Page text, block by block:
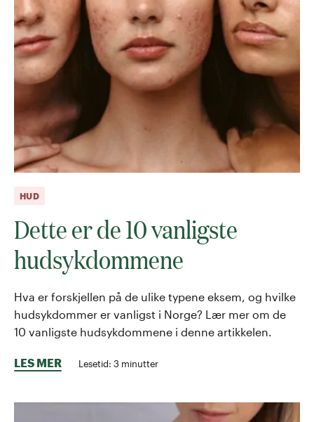
HUD
Dette er de 10 vanligste
hudsykdommene
Hva er forskjellen på de ulike typene eksem, og hvilke
hudsykdommer er vanligst i Norge? Lær mer om de
10 vanligste hudsykdommene i denne artikkelen.
LES MER Lesetid: 3 minutter